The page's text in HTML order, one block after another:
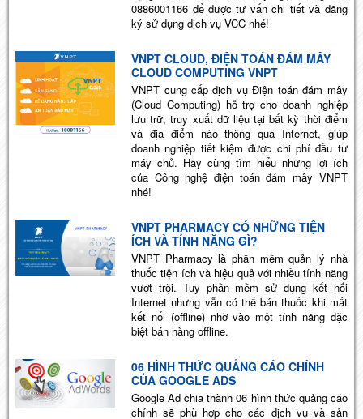
0886001166 để được tư vấn chi tiết và đăng
ký sử dụng dịch vụ VCC nhé!
VNPT CLOUD, ĐIỆN TOÁN ĐÁM MÂY
CLOUD COMPUTING VNPT
VNPT cung cấp dịch vụ Điện toán đám mây
(Cloud Computing) hỗ trợ cho doanh nghiệp
lưu trữ, truy xuất dữ liệu tại bất kỳ thời điểm
và địa điểm nào thông qua Internet, giúp
doanh nghiệp tiết kiệm được chi phí đầu tư
máy chủ. Hãy cùng tìm hiểu những lợi ích
của Công nghệ điện toán đám mây VNPT
nhé!
VNPT PHARMACY CÓ NHỮNG TIỆN
ÍCH VÀ TÍNH NĂNG GÌ?
VNPT Pharmacy là phần mềm quản lý nhà
thuốc tiện ích và hiệu quả với nhiều tính năng
vượt trội. Tuy phần mềm sử dụng kết nối
Internet nhưng vẫn có thể bán thuốc khi mất
kết nối (offline) nhờ vào một tính năng đặc
biệt bán hàng offline.
06 HÌNH THỨC QUẢNG CÁO CHÍNH
CỦA GOOGLE ADS
Google Ad chia thành 06 hình thức quảng cáo
chính sẽ phù hợp cho các dịch vụ và sản